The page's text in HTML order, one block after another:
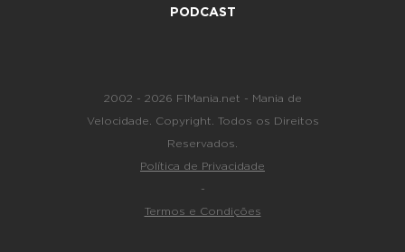
PODCAST
2002 - 2026 F1Mania.net - Mania de
Velocidade. Copyright. Todos os Direitos
Reservados.
Política de Privacidade
-
Termos e Condições